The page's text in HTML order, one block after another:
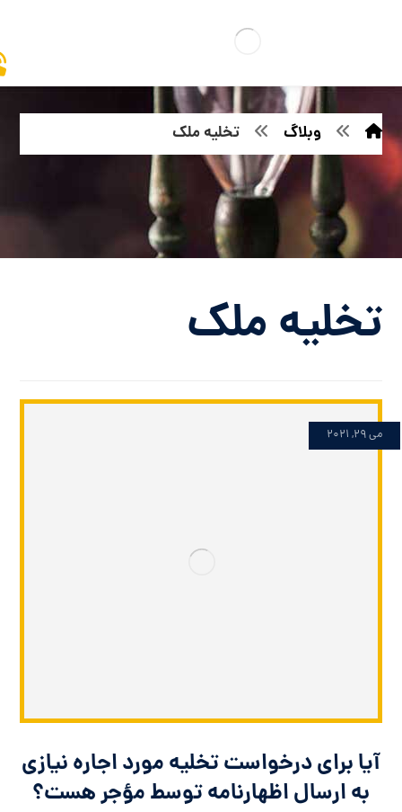
وبلاگ تخلیه ملک
تخلیه ملک
آیا برای درخواست تخلیه مورد اجاره نیازی
به ارسال اظهارنامه توسط مؤجر هست؟
می 29, 2021